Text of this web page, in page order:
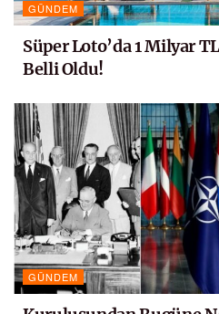
GÜNDEM
Süper Loto’da 1 Milyar
Belli Oldu!
GÜNDEM